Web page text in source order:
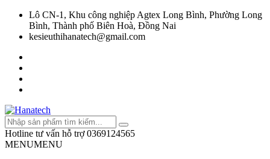
Lô CN-1, Khu công nghiệp Agtex Long Bình, Phường Long
Bình, Thành phố Biên Hoà, Đồng Nai
kesieuthihanatech@gmail.com
Hotline tư vấn hỗ trợ 0369124565
MENUMENU